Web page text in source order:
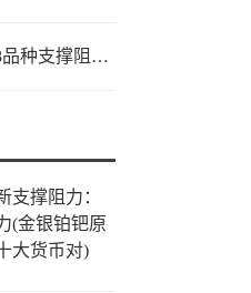
8月6日美市更新支撑阻力：18品种支撑阻力(金银铂钯原油天然气铜及十大货币对)
支撑阻力：
(金银铂钯原
大货币对)